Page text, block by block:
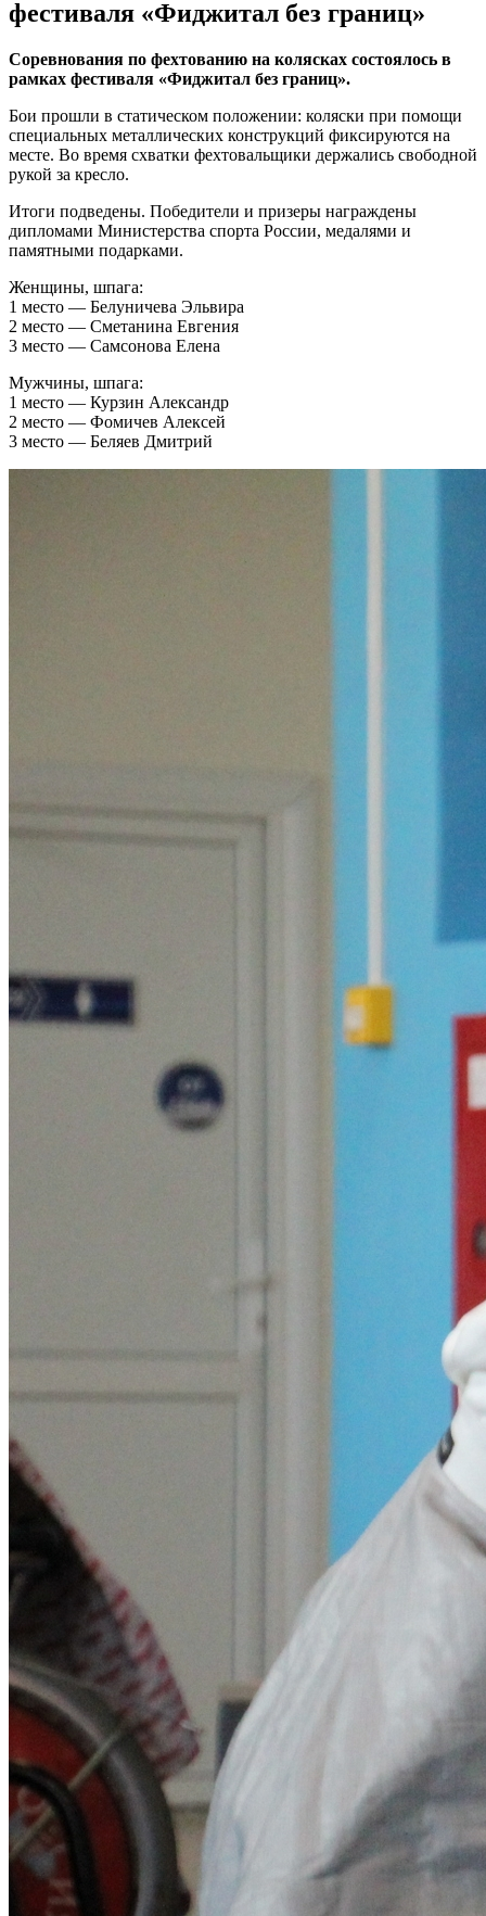
фестиваля «Фиджитал без границ»
Соревнования по фехтованию на колясках состоялось в
рамках фестиваля «Фиджитал без границ».
Бои прошли в статическом положении: коляски при помощи
специальных металлических конструкций фиксируются на
месте. Во время схватки фехтовальщики держались свободной
рукой за кресло.
Итоги подведены. Победители и призеры награждены
дипломами Министерства спорта России, медалями и
памятными подарками.
Женщины, шпага:
1 место — Белуничева Эльвира
2 место — Сметанина Евгения
3 место — Самсонова Елена
Мужчины, шпага:
1 место — Курзин Александр
2 место — Фомичев Алексей
3 место — Беляев Дмитрий